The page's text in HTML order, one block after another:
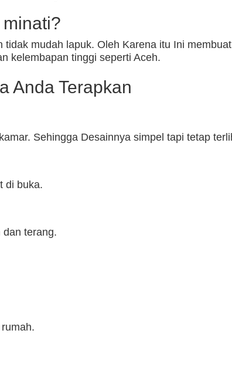
mudah lapuk. Oleh Karena itu Ini
kelembapan tinggi seperti Aceh.
Anda Terapkan
Sehingga Desainnya simpel tapi tetap
di buka.
dan terang.